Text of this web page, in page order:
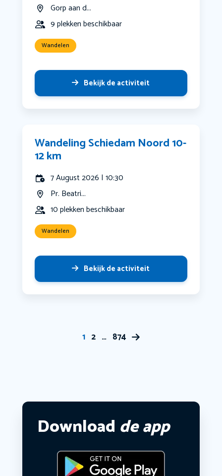
Gorp aan d...
9 plekken beschikbaar
Wandelen
Bekijk de activiteit
Wandeling Schiedam Noord 10-
12 km
7 August 2026 | 10:30
Pr. Beatri...
10 plekken beschikbaar
Wandelen
Bekijk de activiteit
1 2 … 874
Download de app